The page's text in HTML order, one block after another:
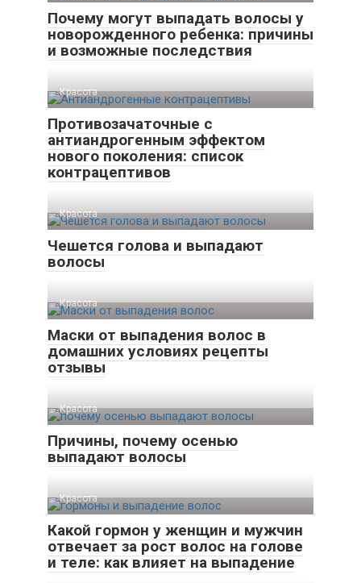
Почему могут выпадать волосы у
новорожденного ребенка: причины
и возможные последствия
Красота
Противозачаточные с
антиандрогенным эффектом
нового поколения: список
контрацептивов
Красота
Чешется голова и выпадают
волосы
Красота
Маски от выпадения волос в
домашних условиях рецепты
отзывы
Красота
Причины, почему осенью
выпадают волосы
Красота
Какой гормон у женщин и мужчин
отвечает за рост волос на голове
и теле: как влияет на выпадение